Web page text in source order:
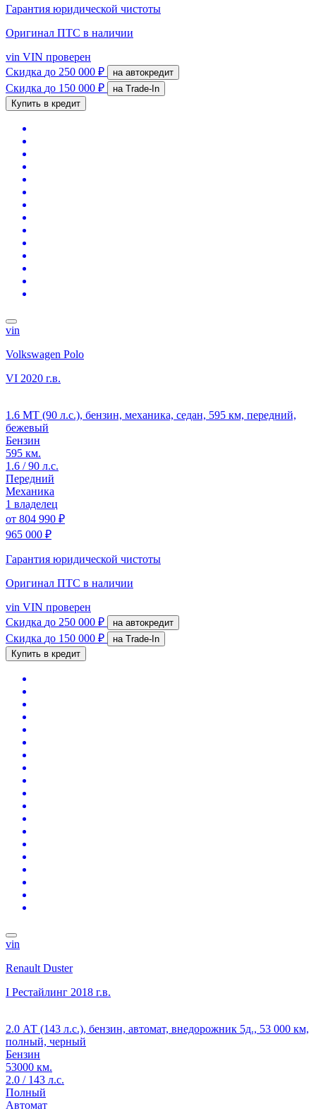
Гарантия юридической чистоты
Оригинал ПТС в наличии
vin VIN проверен
Скидка до 250 000 ₽ на автокредит
Скидка до 150 000 ₽
на Trade-In
Купить в кредит
vin
Volkswagen Polo
VI 2020 г.в.
1.6 MT (90 л.с.), бензин, механика, седан, 595 км, передний,
бежевый
Бензин
595 км.
1.6 / 90 л.с.
Передний
Механика
1 владелец
от 804 990 ₽
965 000 ₽
Гарантия юридической чистоты
Оригинал ПТС в наличии
vin VIN проверен
Скидка до 250 000 ₽ на автокредит
Скидка до 150 000 ₽
на Trade-In
Купить в кредит
vin
Renault Duster
I Рестайлинг 2018 г.в.
2.0 АТ (143 л.с.), бензин, автомат, внедорожник 5д., 53 000 км,
полный, черный
Бензин
53000 км.
2.0 / 143 л.с.
Полный
Автомат